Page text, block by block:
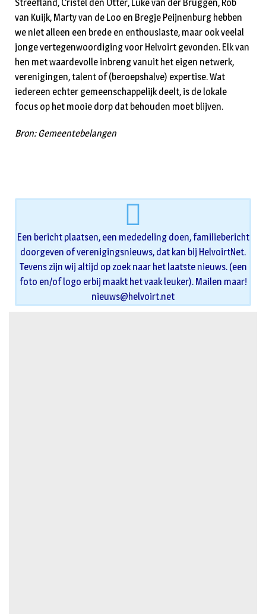
Streefland, Cristel den Otter, Luke van der Bruggen, Rob
van Kuijk, Marty van de Loo en Bregje Peijnenburg hebben
we niet alleen een brede en enthousiaste, maar ook veelal
jonge vertegenwoordiging voor Helvoirt gevonden. Elk van
hen met waardevolle inbreng vanuit het eigen netwerk,
verenigingen, talent of (beroepshalve) expertise. Wat
iedereen echter gemeenschappelijk deelt, is de lokale
focus op het mooie dorp dat behouden moet blijven.
Bron: Gemeentebelangen
Een bericht plaatsen, een mededeling doen, familiebericht
doorgeven of verenigingsnieuws, dat kan bij HelvoirtNet.
Tevens zijn wij altijd op zoek naar het laatste nieuws. (een
foto en/of logo erbij maakt het vaak leuker). Mailen maar!
nieuws@helvoirt.net